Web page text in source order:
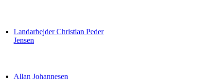
Landarbejder Christian Peder
Jensen
Allan Johannesen